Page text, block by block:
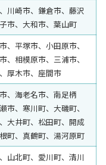
川崎市、鎌倉市、藤沢
市、大和市、葉山町
、平塚市、小田原市、
、相模原市、三浦市、
厚木市、座間市
、海老名市、南足柄
市、寒川町、大磯町、
大井町、松田町、開成
町、真鶴町、湯河原町
山北町、愛川町、清川